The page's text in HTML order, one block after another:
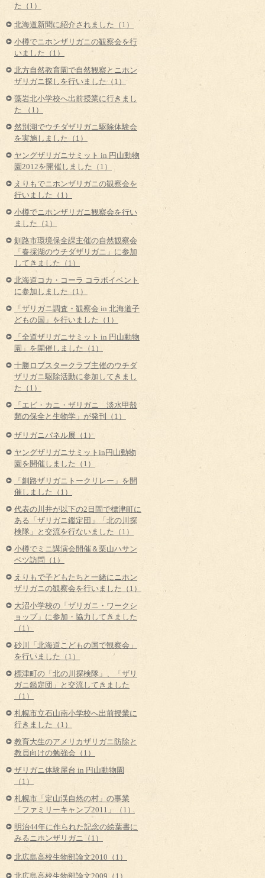
た（1）
北海道新聞に紹介されました（1）
小樽でニホンザリガニの観察会を行
いました（1）
北方自然教育園で自然観察とニホン
ザリガニ探しを行いました（1）
藻岩北小学校へ出前授業に行きまし
た （1）
然別湖でウチダザリガニ駆除体験会
を実施しました（1）
ヤングザリガニサミット in 円山動物
園2012を開催しました（1）
えりもでニホンザリガニの観察会を
行いました（1）
小樽でニホンザリガニ観察会を行い
ました（1）
釧路市環境保全課主催の自然観察会
「春採湖のウチダザリガニ」に参加
してきました（1）
北海道コカ・コーラ コラボイベント
に参加しました（1）
「ザリガニ調査・観察会 in 北海道子
どもの国」を行いました（1）
「全道ザリガニサミット in 円山動物
園」を開催しました（1）
十勝ロブスタークラブ主催のウチダ
ザリガニ駆除活動に参加してきまし
た（1）
「エビ・カニ・ザリガニ 淡水甲殻
類の保全と生物学」が発刊（1）
ザリガニパネル展（1）
ヤングザリガニサミットin円山動物
園を開催しました（1）
「釧路ザリガニトークリレー」を開
催しました（1）
代表の川井が以下の2日間で標津町に
ある「ザリガニ鑑定団」「北の川探
検隊」と交流を行ないました（1）
小樽でミニ講演会開催＆栗山ハサン
ベツ訪問（1）
えりもで子どもたちと一緒にニホン
ザリガニの観察会を行いました（1）
大沼小学校の「ザリガニ・ワークシ
ョップ」に参加・協力してきました
（1）
砂川「北海道こどもの国で観察会」
を行いました（1）
標津町の「北の川探検隊」、「ザリ
ガニ鑑定団」と交流してきました
（1）
札幌市立石山南小学校へ出前授業に
行きました（1）
教育大生のアメリカザリガニ防除と
教員向けの勉強会（1）
ザリガニ体験屋台 in 円山動物園
（1）
札幌市「定山渓自然の村」の事業
「ファミリーキャンプ2011」（1）
明治44年に作られた記念の絵葉書に
みるニホンザリガニ（1）
北広島高校生物部論文2010（1）